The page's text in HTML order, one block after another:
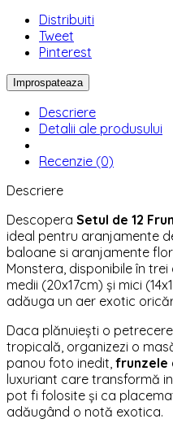
Distribuiti
Tweet
Pinterest
Descriere
Detalii ale produsului
Recenzie (0)
Descriere
Descopera Setul de 12
ideal pentru aranjamente
baloane si aranjamente
Monstera, disponibile în
medii (20x17cm) și mici
adăuga un aer exotic
Daca plănuiești o
tropicală, organizezi o
panou foto inedit, frunzele
luxuriant care transformă
pot fi folosite și ca
adăugând o notă exotica.